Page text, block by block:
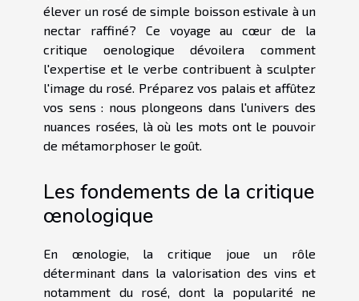
élever un rosé de simple boisson estivale à un
nectar raffiné? Ce voyage au cœur de la
critique oenologique dévoilera comment
l'expertise et le verbe contribuent à sculpter
l'image du rosé. Préparez vos palais et affûtez
vos sens : nous plongeons dans l'univers des
nuances rosées, là où les mots ont le pouvoir
de métamorphoser le goût.
Les fondements de la critique
œnologique
En œnologie, la critique joue un rôle
déterminant dans la valorisation des vins et
notamment du rosé, dont la popularité ne